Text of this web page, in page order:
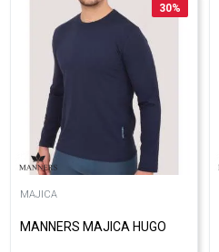
30%
MAJICA
MANNERS MAJICA HUGO